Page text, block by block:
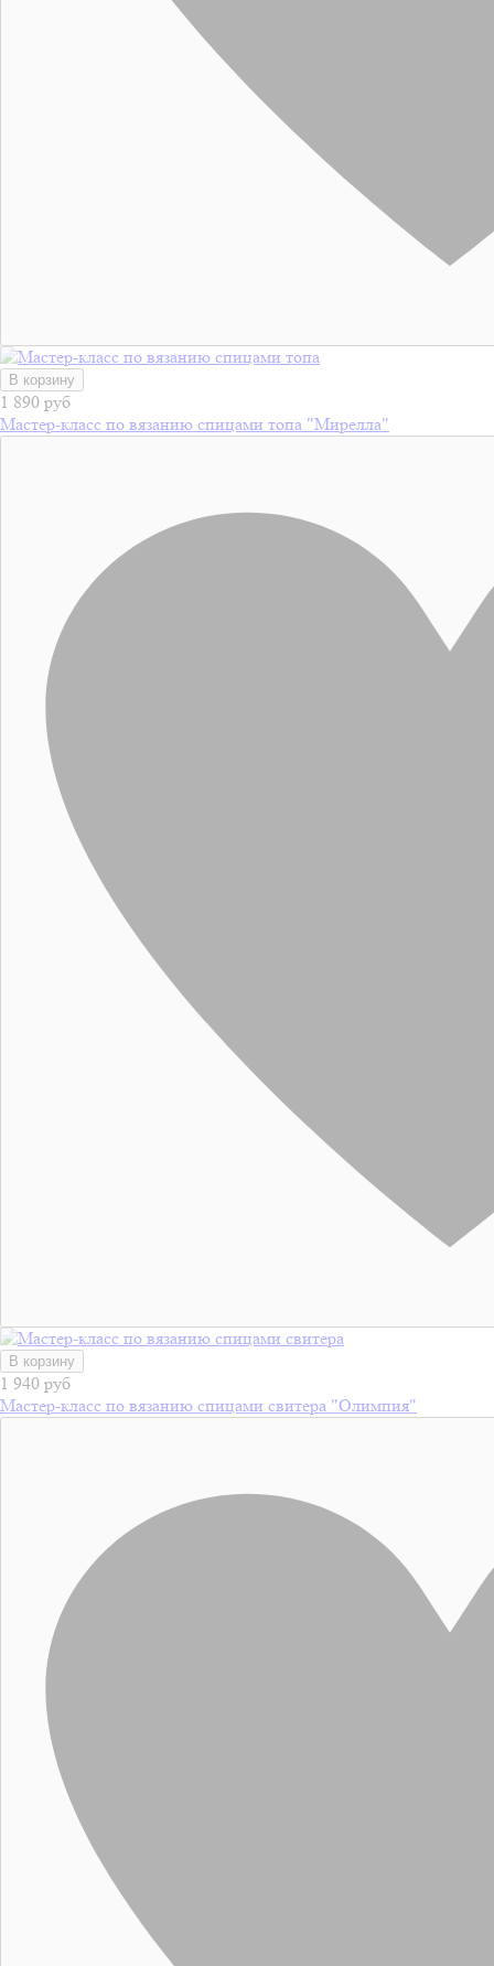
В корзину
1 890 руб
Мастер-класс по вязанию спицами топа "Мирелла"
В корзину
1 940 руб
Мастер-класс по вязанию спицами свитера "Олимпия"